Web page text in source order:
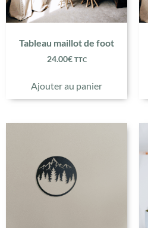
Tableau maillot de foot
24.00€ TTC
Ajouter au panier